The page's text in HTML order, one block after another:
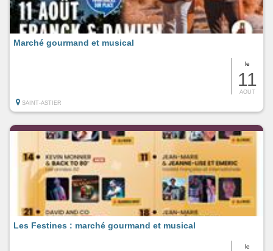
le
11
AOUT
Marché gourmand et musical
SAINT-ASTIER
le
Les Festines : marché gourmand et musical